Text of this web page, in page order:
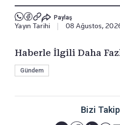
Paylaş
Yayın Tarihi 08 Ağustos,
Haberle İlgili Daha
Gündem
Bizi